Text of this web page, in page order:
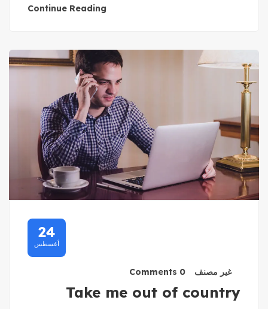
Continue Reading
24
أغسطس
غير مصنف 0 Comments
Take me out of country